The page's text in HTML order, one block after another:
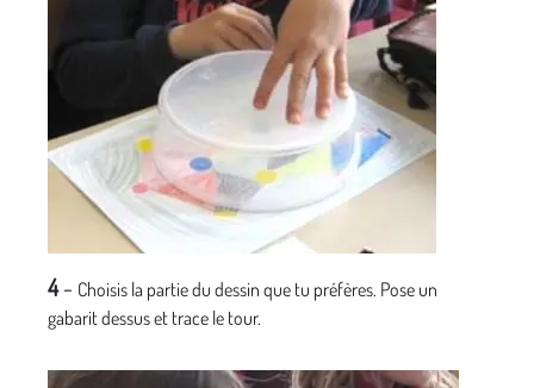
4- Choisis la partie du dessin que tu préfères. Pose un
gabarit dessus et trace le tour.